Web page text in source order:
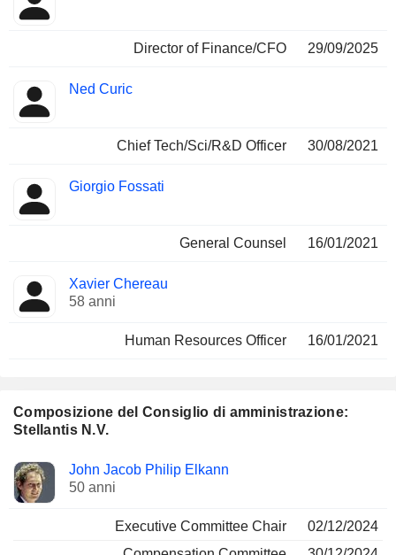
Director of Finance/CFO 29/09/2025
Ned Curic
Chief Tech/Sci/R&D Officer 30/08/2021
Giorgio Fossati
General Counsel 16/01/2021
Xavier Chereau
58 anni
Human Resources Officer 16/01/2021
Composizione del Consiglio di amministrazione:
Stellantis N.V.
Amministratore Comitati
John Jacob Philip Elkann
50 anni
Executive Committee Chair
02/12/2024